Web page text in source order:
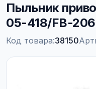
Пыльник
05-418/FB-
Код товара:38150